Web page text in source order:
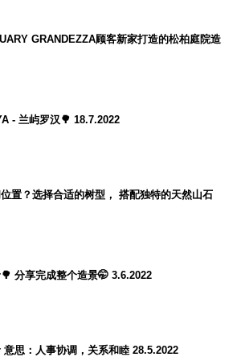
GRANDEZZA顾客新家打造的松柏庭院造
- 兰屿罗汉🌳 18.7.2022
置？选择合适的树型， 搭配独特的天然山石
分享完成整个造景🤭 3.6.2022
意思：人事协调，关系和睦 28.5.2022